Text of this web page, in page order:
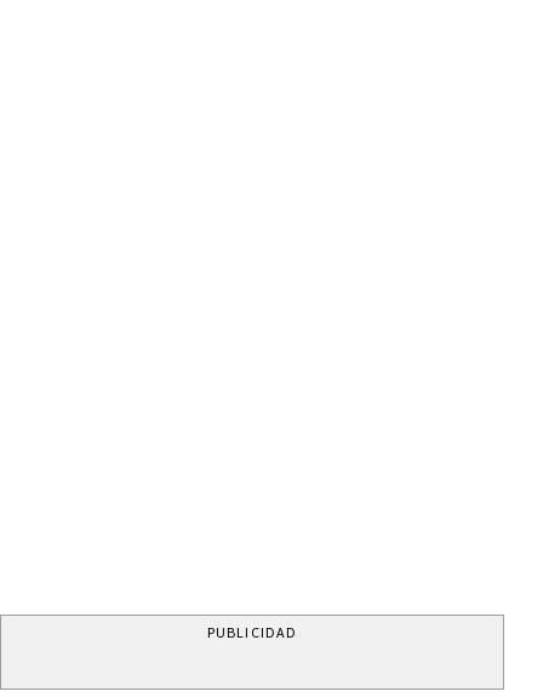
PUBLICIDAD